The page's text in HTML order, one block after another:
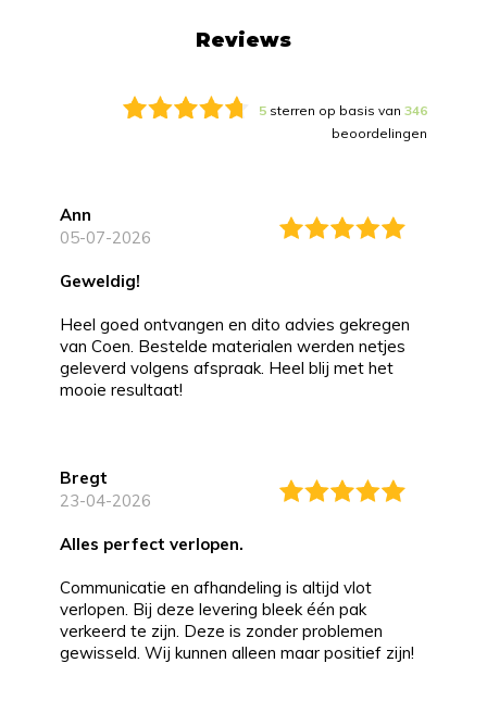
Reviews
5 sterren op basis van 346
beoordelingen
Ann
05-07-2026
Geweldig!
Heel goed ontvangen en dito advies gekregen
van Coen. Bestelde materialen werden netjes
geleverd volgens afspraak. Heel blij met het
mooie resultaat!
Bregt
23-04-2026
alles perfect verlopen.
Communicatie en afhandeling is altijd vlot
verlopen. Bij deze levering bleek één pak
verkeerd te zijn. Deze is zonder problemen
gewisseld. Wij kunnen alleen maar positief zijn!